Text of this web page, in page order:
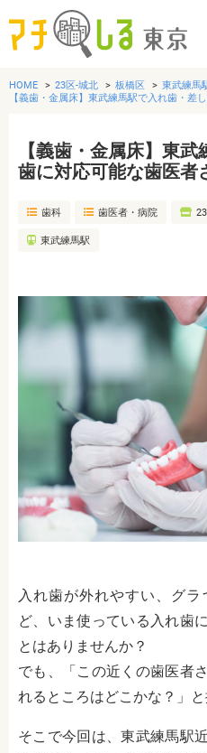
グルメ
美容・健康
おでかけ
生活
HOME 23区-城北 板橋区 東武練馬
【義歯・金属床】東武練馬駅で入れ歯・差
【義歯・金属床】東
歯に対応可能な歯医者
歯科 歯医者・病院
東武練馬駅
入れ歯が外れやすい、グ
ど、いま使っている入れ歯
とはありませんか？
でも、「この近くの歯医者
れるところはどこかな？」と
そこで今回は、東武練馬駅